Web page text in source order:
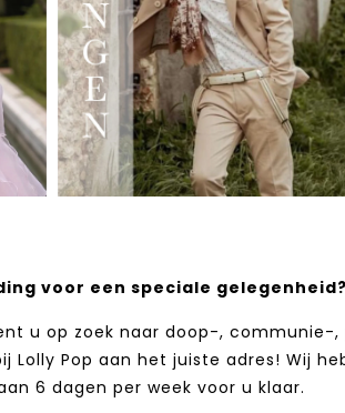
voor een speciale gelegenheid?
u op zoek naar doop-,
Lolly Pop aan het juiste adres! Wij
6 dagen per week voor u klaar.